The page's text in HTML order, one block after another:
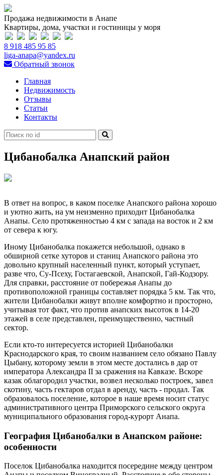
Продажа недвижимости в Анапе
Квартиры, дома, участки и гостиницы у моря
8 918 485 95 85
liga-anapa@yandex.ru
Обратный звонок
Главная
Недвижимость
Отзывы
Статьи
Контакты
Цибанобалка Анапский район
В ответ на вопрос, в каком поселке Анапского района хорошо
и уютно жить, на ум неизменно приходит Цибанобалка
Анапы. Село протяженностью 4 км с запада на восток и 2 км
от севера к югу.
Иному Цибанобалка покажется небольшой, однако в
обширной сетке хуторов и станиц Анапского района это
довольно крупный населенный пункт, который уступает,
разве что, Су-Псеху, Гостагаевской, Анапской, Гай-Кодзору.
Для справки, расстояние от побережья Анапы до
противоположной границы составляет порядка 5 км. Так что,
жители Цибанобалки живут вполне комфортно и просторно,
учитывая тот факт, что против анапских высоток в 14-20
этажей в селе представлен, преимущественно, частный
сектор.
Если кто-то интересуется историей Цибанобалки
Краснодарского края, то своим названием село обязано Павлу
Цыбану, которому земли в этом месте достались в дар от
императора Александра II за сражения на Кавказе. Вскоре
казак облагородил участки, возвел несколько построек, завел
скотину, часть гектаров отдал в аренду, часть - продал. Так
образовалось поселение, которое в наше время носит статус
административного центра Приморского сельского округа
муниципального образования город-курорт Анапа.
География Цибанобалки в Анапском районе:
особенности
Поселок Цибанобалка находится посередине между центром